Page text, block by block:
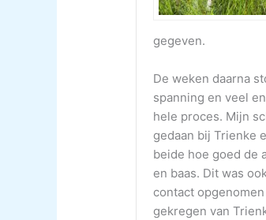
gegeven.
De weken daarna
spanning en veel
hele proces. Mijn
gedaan bij Trienke
beide hoe goed de
en baas. Dit was
contact
gekregen van